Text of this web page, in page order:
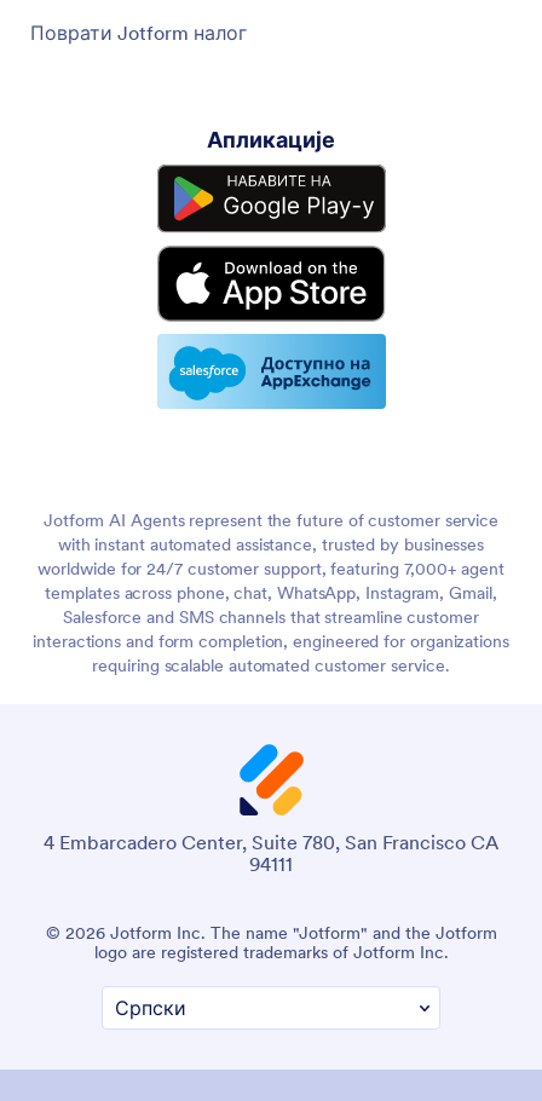
Поврати Jotform налог
Апликације
Jotform AI Agents represent the future of customer service
with instant automated assistance, trusted by businesses
worldwide for 24/7 customer support, featuring 7,000+ agent
templates across phone, chat, WhatsApp, Instagram, Gmail,
Salesforce and SMS channels that streamline customer
interactions and form completion, engineered for organizations
requiring scalable automated customer service.
4 Embarcadero Center, Suite 780, San Francisco CA
94111
© 2026 Jotform Inc. The name "Jotform" and the Jotform
logo are registered trademarks of Jotform Inc.